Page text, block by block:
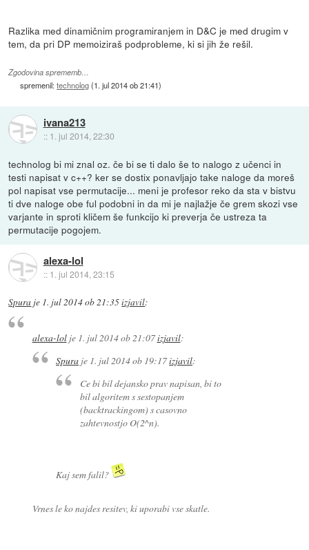
Razlika med dinamičnim programiranjem in D&C je med drugim v
tem, da pri DP memoiziraš podprobleme, ki si jih že rešil.
Zgodovina sprememb…
spremenil:technolog(1. jul 2014 ob 21:41)
ivana213
:: 1. jul 2014, 22:30
technolog bi mi znal oz. če bi se ti dalo še to nalogo z učenci in
testi napisat v c++? ker se dostix ponavljajo take naloge da moreš
pol napisat vse permutacije... meni je profesor reko da sta v bistvu
ti dve naloge obe ful podobni in da mi je najlažje če grem skozi vse
varjante in sproti kličem še funkcijo ki preverja če ustreza ta
permutacije pogojem.
alexa-lol
:: 1. jul 2014, 23:15
Spura je 1. jul 2014 ob 21:35izjavil:
alexa-lolje 1. jul 2014 ob 21:07izjavil:
Spura je 1. jul 2014 ob 19:17izjavil:
Ce bi bil dejansko prav napisan, bi to
bil algoritem s sestopanjem
(backtrackingom) s casovno
zahtevnostjo O(2^n).
Kaj sem falil?
Vrnes le ko najdes resitev, ki uporabi vse skatle.